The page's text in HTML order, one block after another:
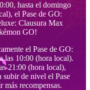
hasta el domingo
el Pase de GO:
Clausura Max
GO!
el Pase de GO:
las 10:00 (hora local).
21:00 (hora local),
subir de nivel el Pase
recompensas.